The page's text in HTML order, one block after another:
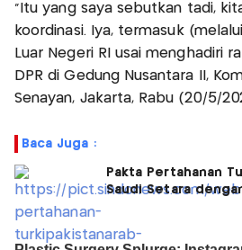
"Itu yang saya sebutkan tadi,
koordinasi. Iya, termasuk
Luar Negeri RI usai menghadiri
DPR di Gedung Nusantara II,
Senayan, Jakarta, Rabu (20/5/
Baca Juga :
Pakta Pertahanan
Saudi Setara